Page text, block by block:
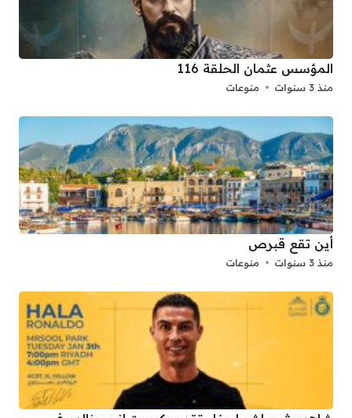
المؤسس عثمان الحلقة 116
منذ 3 سنوات منوعات
أين تقع قبرص
منذ 3 سنوات منوعات